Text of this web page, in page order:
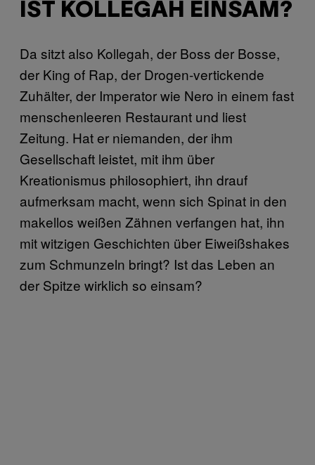
IST KOLLEGAH EINSAM?
Da sitzt also Kollegah, der Boss der Bosse,
der King of Rap, der Drogen-vertickende
Zuhälter, der Imperator wie Nero in einem fast
menschenleeren Restaurant und liest
Zeitung. Hat er niemanden, der ihm
Gesellschaft leistet, mit ihm über
Kreationismus philosophiert, ihn drauf
aufmerksam macht, wenn sich Spinat in den
makellos weißen Zähnen verfangen hat, ihn
mit witzigen Geschichten über Eiweißshakes
zum Schmunzeln bringt? Ist das Leben an
der Spitze wirklich so einsam?